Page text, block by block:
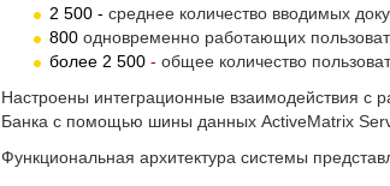
2 500 - среднее количество вводимых
800 одновременно работающих
более 2 500 - общее количество
Настроены интеграционные взаимодействия
Банка с помощью шины данных ActiveMatrix
Функциональная архитектура системы